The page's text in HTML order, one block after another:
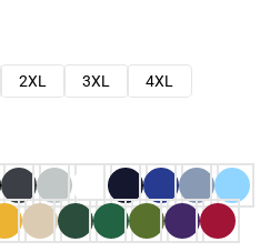
2XL 3XL
4XL